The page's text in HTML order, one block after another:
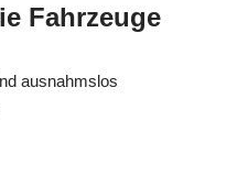
Fahrzeuge
ausnahmslos